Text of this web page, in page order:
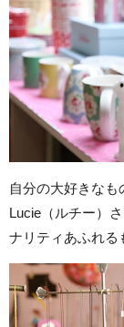
自分の大好きな
Lucie（ルチー）
ナリティあふれる